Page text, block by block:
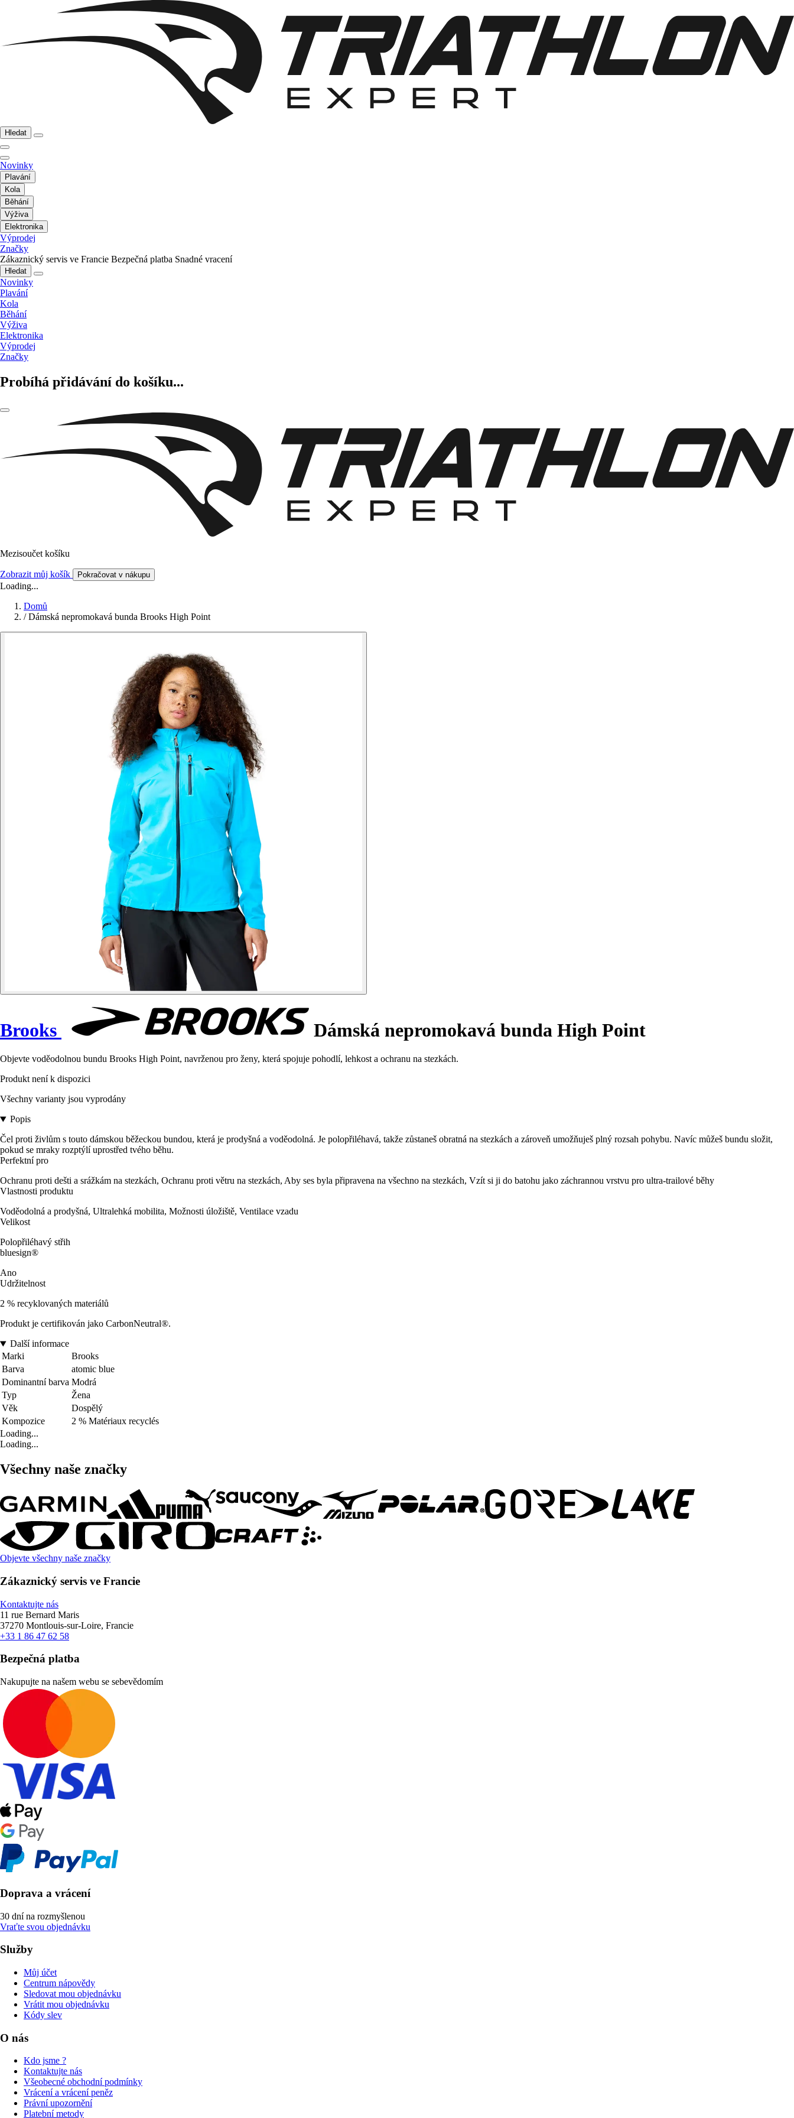
Hledat
Novinky
Plavání
Kola
Běhání
Výživa
Elektronika
Výprodej
Značky
Zákaznický servis ve Francie Bezpečná platba Snadné vracení
Hledat
Novinky
Plavání
Kola
Běhání
Výživa
Elektronika
Výprodej
Značky
Probíhá přidávání do košíku...
Mezisoučet košíku
Zobrazit můj košík Pokračovat v nákupu
Loading...
Domů
/ Dámská nepromokavá bunda Brooks High Point
Brooks Dámská nepromokavá bunda High Point
Objevte voděodolnou bundu Brooks High Point, navrženou pro ženy, která spojuje pohodlí, lehkost a ochranu na stezkách.
Produkt není k dispozici
Všechny varianty jsou vyprodány
Popis
Čel proti živlům s touto dámskou běžeckou bundou, která je prodyšná a voděodolná. Je polopřiléhavá, takže zůstaneš obratná na stezkách a zároveň umožňuješ plný rozsah pohybu. Navíc můžeš bundu složit,
pokud se mraky rozptýlí uprostřed tvého běhu.
Perfektní pro
Ochranu proti dešti a srážkám na stezkách, Ochranu proti větru na stezkách, Aby ses byla připravena na všechno na stezkách, Vzít si ji do batohu jako záchrannou vrstvu pro ultra-trailové běhy
Vlastnosti produktu
Voděodolná a prodyšná, Ultralehká mobilita, Možnosti úložiště, Ventilace vzadu
Velikost
Polopřiléhavý střih
bluesign®
Ano
Udržitelnost
2 % recyklovaných materiálů
Produkt je certifikován jako CarbonNeutral®.
Další informace
Marki
Brooks
Barva
atomic blue
Dominantní barva Modrá
Typ
Žena
Věk
Dospělý
Kompozice
2 % Matériaux recyclés
Loading...
Loading...
Všechny naše značky
Objevte všechny naše značky
Zákaznický servis ve Francie
Kontaktujte nás
11 rue Bernard Maris
37270 Montlouis-sur-Loire, Francie
+33 1 86 47 62 58
Bezpečná platba
Nakupujte na našem webu se sebevědomím
Doprava a vrácení
30 dní na rozmyšlenou
Vraťte svou objednávku
Služby
Můj účet
Centrum nápovědy
Sledovat mou objednávku
Vrátit mou objednávku
Kódy slev
O nás
Kdo jsme ?
Kontaktujte nás
Všeobecné obchodní podmínky
Vrácení a vrácení peněz
Právní upozornění
Platební metody